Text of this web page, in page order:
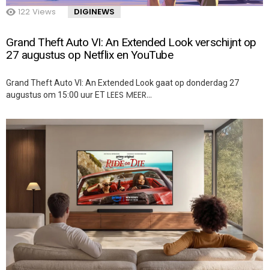
122 Views DIGINEWS
Grand Theft Auto VI: An Extended Look verschijnt op
27 augustus op Netflix en YouTube
Grand Theft Auto VI: An Extended Look gaat op donderdag 27
augustus om 15:00 uur ETLEES MEER…